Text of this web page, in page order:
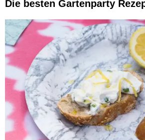
Die besten Gartenparty